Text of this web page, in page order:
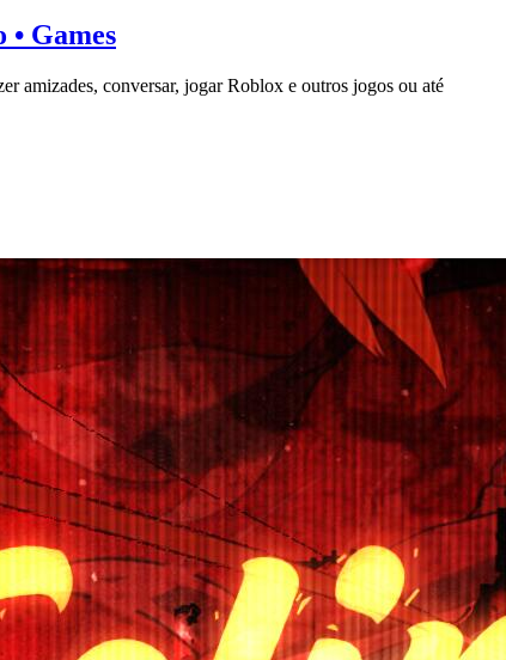
• Games
amizades, conversar, jogar Roblox e outros jogos ou até